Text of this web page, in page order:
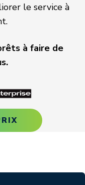
le service à
à faire de